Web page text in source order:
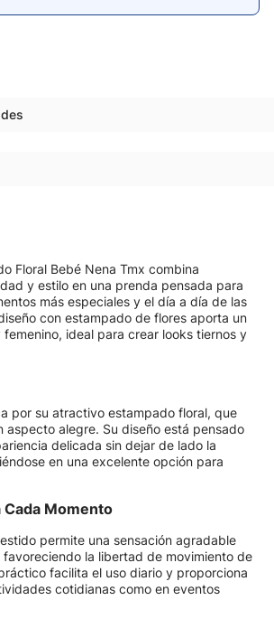
Floral Bebé Nena Tmx combina
y estilo en una prenda pensada para
más especiales y el día a día de las
con estampado de flores aporta un
ideal para crear looks tiernos y
por su atractivo estampado floral, que
aspecto alegre. Su diseño está pensado
delicada sin dejar de lado la
en una excelente opción para
Cada Momento
permite una sensación agradable
la libertad de movimiento de
facilita el uso diario y proporciona
cotidianas como en eventos